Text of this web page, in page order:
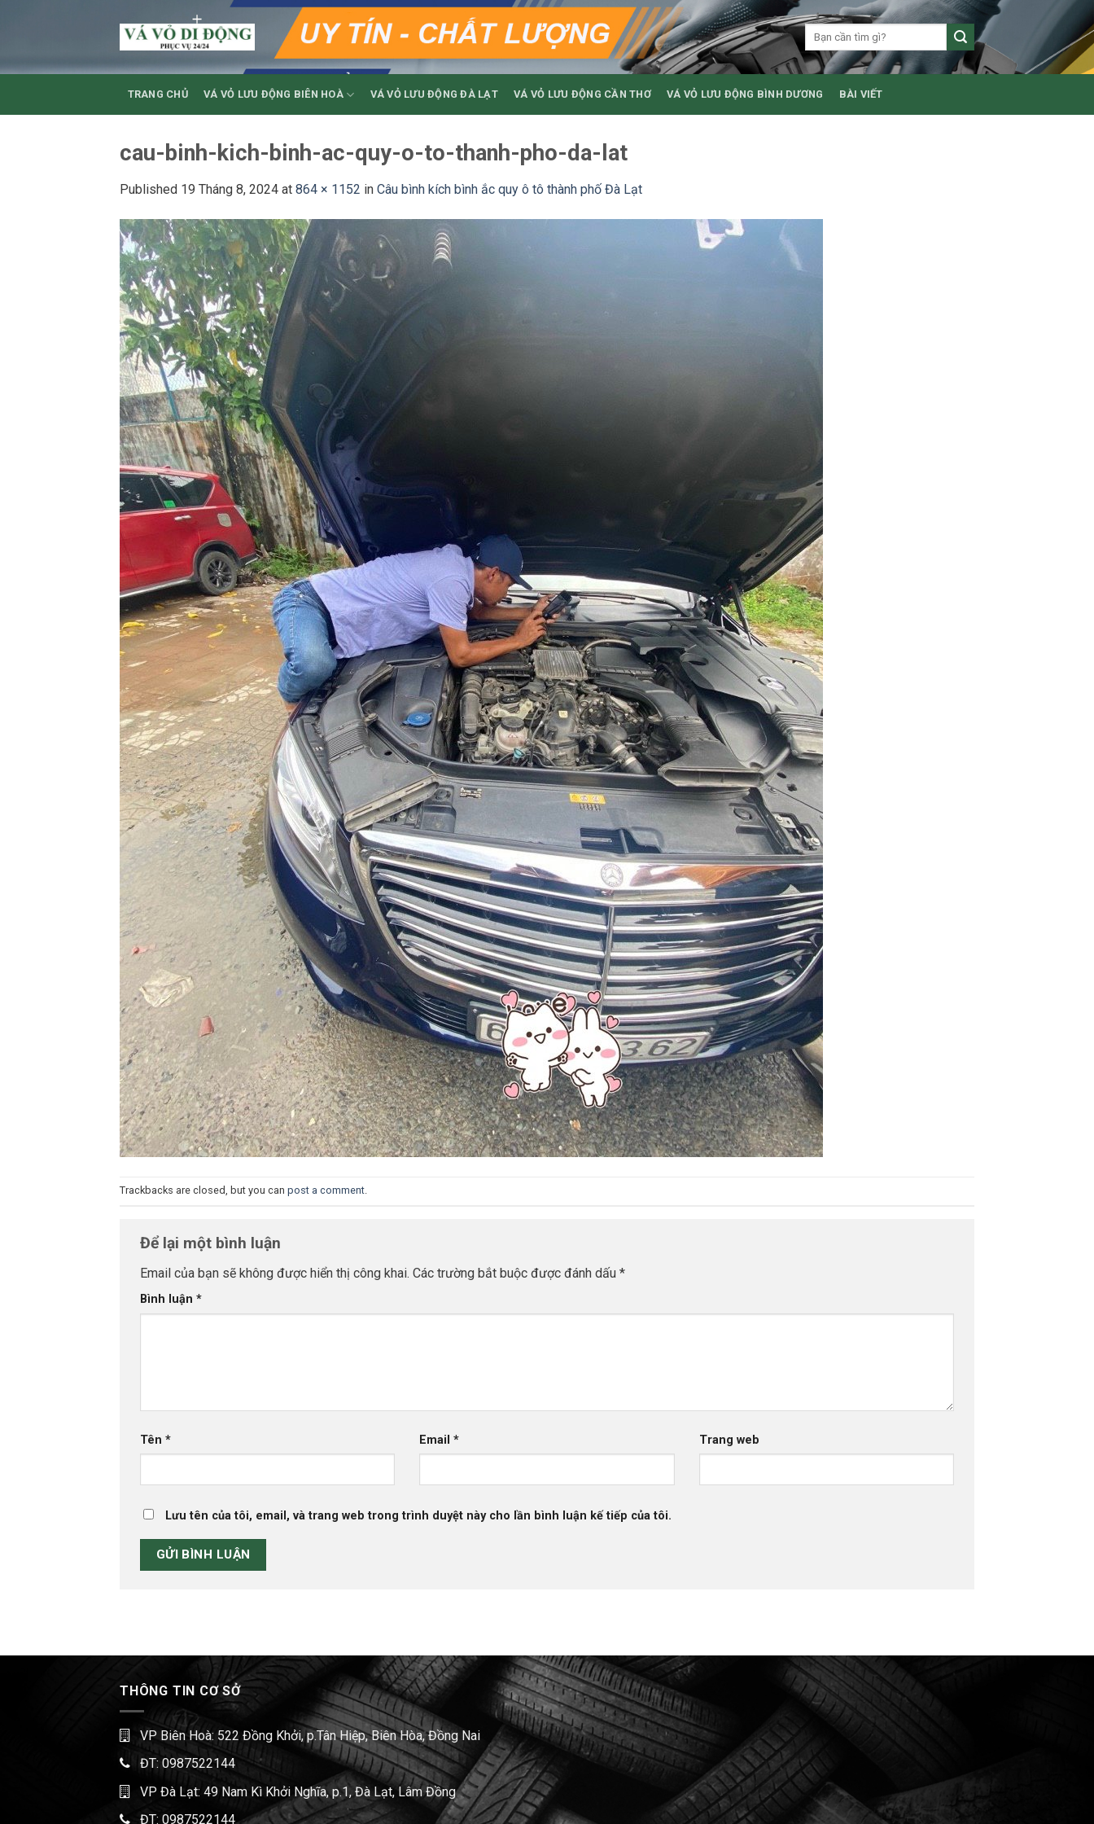
TRANG CHỦ VÁ VỎ LƯU ĐỘNG BIÊN HOÀ VÁ VỎ LƯU ĐỘNG ĐÀ LẠT VÁ VỎ LƯU ĐỘNG CẦN THƠ VÁ VỎ LƯU ĐỘNG BÌNH DƯƠNG BÀI VIẾT
cau-binh-kich-binh-ac-quy-o-to-thanh-pho-da-lat
Published 19 Tháng 8, 2024 at 864 × 1152 in Câu bình kích bình ắc quy ô tô thành phố Đà Lạt
Trackbacks are closed, but you can post a comment
Để lại một bình luận
Email của bạn sẽ không được hiển thị công khai. Các trường bắt buộc được đánh dấu *
Bình luận *
Tên * Email* Trang web
Lưu tên của tôi, email, và trang web trong trình duyệt này cho lần bình luận kế tiếp của tôi.
THÔNG TIN CƠ SỞ
VP Biên Hoà: 522 Đồng Khởi, p.Tân Hiệp, Biên Hòa, Đồng Nai
ĐT: 0987522144
VP Đà Lạt: 49 Nam Kì Khởi Nghĩa, p.1, Đà Lạt, Lâm Đồng
ĐT: 0987522144